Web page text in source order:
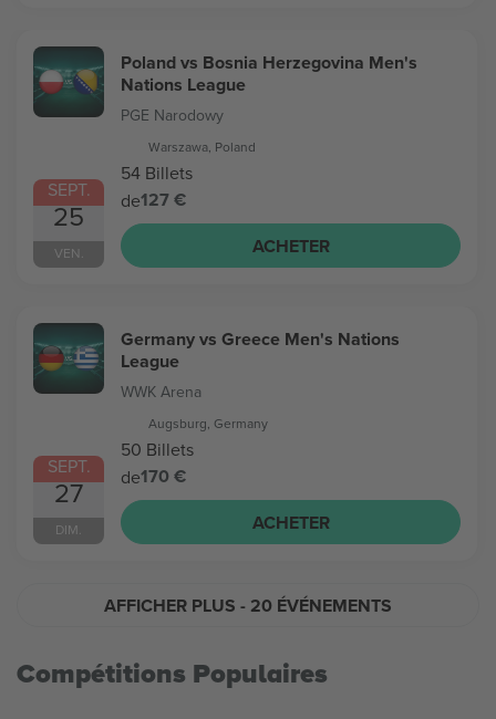
SEPT.
25
VEN.
Poland vs Bosnia Herzegovina Men's
Nations League
PGE Narodowy
Warszawa, Poland
54 Billets
de127 €
ACHETER
SEPT.
27
DIM.
Germany vs Greece Men's Nations
League
WWK Arena
Augsburg, Germany
50 Billets
de170 €
ACHETER
AFFICHER PLUS - 20 ÉVÉNEMENTS
Compétitions Populaires